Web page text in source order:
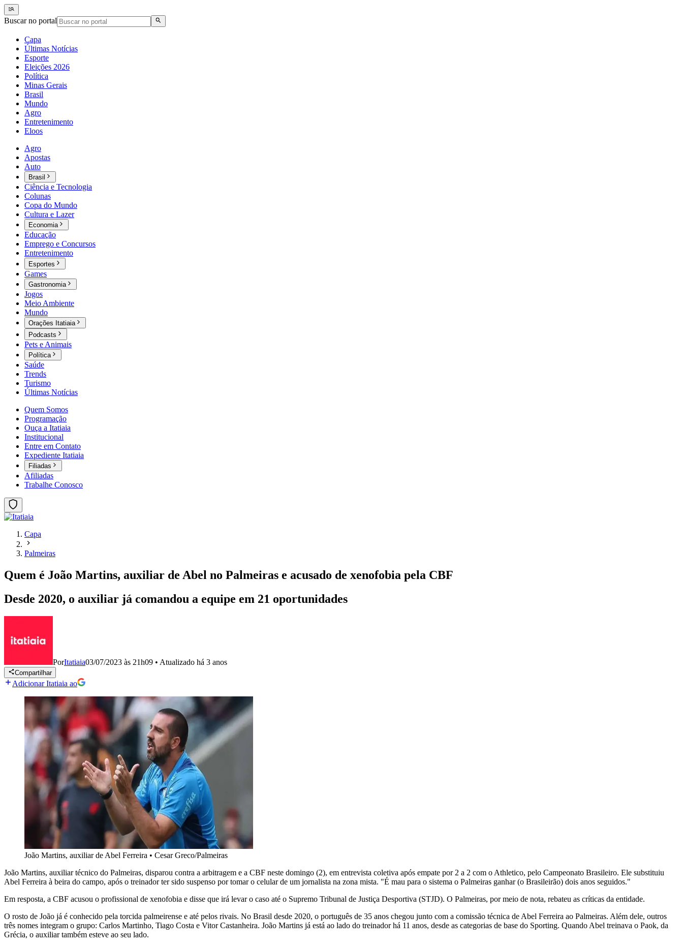
Buscar no portal
Capa
Últimas Notícias
Esporte
Eleições 2026
Política
Minas Gerais
Brasil
Mundo
Agro
Entretenimento
Eloos
Agro
Apostas
Auto
Brasil
Ciência e Tecnologia
Colunas
Copa do Mundo
Cultura e Lazer
Economia
Educação
Emprego e Concursos
Entretenimento
Esportes
Games
Gastronomia
Jogos
Meio Ambiente
Mundo
Orações Itatiaia
Podcasts
Pets e Animais
Política
Saúde
Trends
Turismo
Últimas Notícias
Quem Somos
Programação
Ouça a Itatiaia
Institucional
Entre em Contato
Expediente Itatiaia
Filiadas
Afiliadas
Trabalhe Conosco
Capa
Palmeiras
Quem é João Martins, auxiliar de Abel no Palmeiras e acusado de xenofobia pela CBF
Desde 2020, o auxiliar já comandou a equipe em 21 oportunidades
PorItatiaia03/07/2023 às 21h09 • Atualizado há 3 anos
Compartilhar
Adicionar Itatiaia ao
João Martins, auxiliar de Abel Ferreira • Cesar Greco/Palmeiras
João Martins, auxiliar técnico do Palmeiras, disparou contra a arbitragem e a CBF neste domingo (2), em entrevista coletiva após empate por 2 a 2 com o Athletico, pelo Campeonato Brasileiro. Ele substituiu
Abel Ferreira à beira do campo, após o treinador ter sido suspenso por tomar o celular de um jornalista na zona mista. "É mau para o sistema o Palmeiras ganhar (o Brasileirão) dois anos seguidos."
Em resposta, a CBF acusou o profissional de xenofobia e disse que irá levar o caso até o Supremo Tribunal de Justiça Desportiva (STJD). O Palmeiras, por meio de nota, rebateu as críticas da entidade.
O rosto de João já é conhecido pela torcida palmeirense e até pelos rivais. No Brasil desde 2020, o português de 35 anos chegou junto com a comissão técnica de Abel Ferreira ao Palmeiras. Além dele, outros
três nomes integram o grupo: Carlos Martinho, Tiago Costa e Vitor Castanheira. João Martins já está ao lado do treinador há 11 anos, desde as categorias de base do Sporting. Quando Abel treinava o Paok, da
Grécia, o auxiliar também esteve ao seu lado.